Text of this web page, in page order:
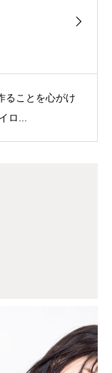
ることを心がけ
ロ...